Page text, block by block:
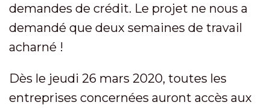
demandes de crédit. Le projet ne nous a
demandé que deux semaines de travail
acharné !
Dès le jeudi 26 mars 2020, toutes les
entreprises concernées auront accès aux